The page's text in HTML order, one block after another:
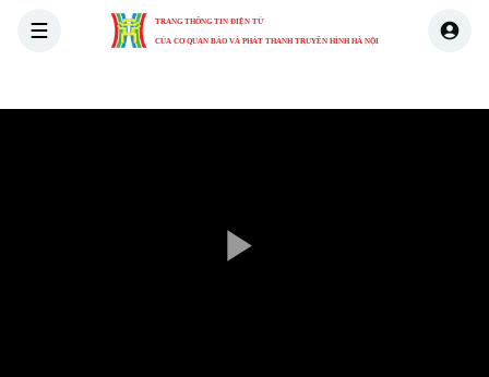
TRANG THÔNG TIN ĐIỆN TỬ
CỦA CƠ QUAN BÁO VÀ PHÁT THANH TRUYỀN HÌNH HÀ NỘI